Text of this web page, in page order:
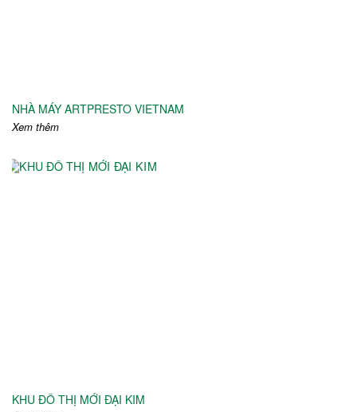
NHÀ MÁY ARTPRESTO VIETNAM
Xem thêm
KHU ĐÔ THỊ MỚI ĐẠI KIM